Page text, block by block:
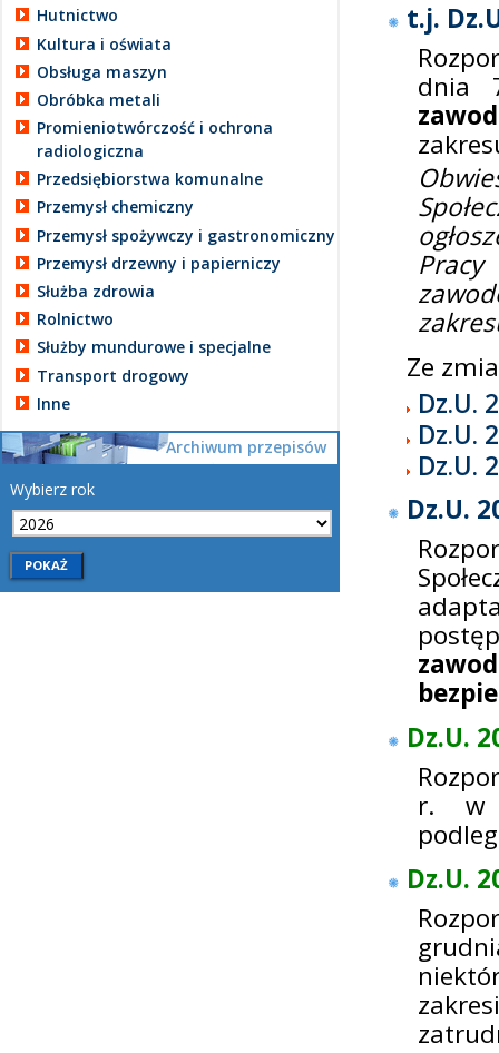
Hutnictwo
Kultura i oświata
Obsługa maszyn
Obróbka metali
Promieniotwórczość i ochrona
radiologiczna
Przedsiębiorstwa komunalne
Przemysł chemiczny
Przemysł spożywczy i gastronomiczny
Przemysł drzewny i papierniczy
Służba zdrowia
Rolnictwo
Służby mundurowe i specjalne
Transport drogowy
Inne
Archiwum przepisów
Wybierz rok
t.j.
dnia
Ze
Dz.U.
Dz.U.
Dz.U.
Dz.U.
Dz.U.
r. w
Dz.U.